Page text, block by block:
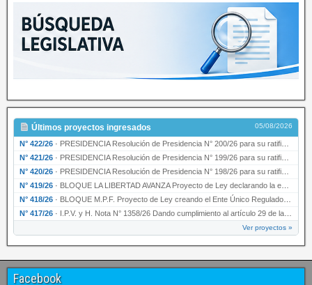
Últimos proyectos ingresados 05/08/2026
N° 422/26 · PRESIDENCIA Resolución de Presidencia N° 200/26 para su ratificación.
N° 421/26 · PRESIDENCIA Resolución de Presidencia N° 199/26 para su ratificación.
N° 420/26 · PRESIDENCIA Resolución de Presidencia N° 198/26 para su ratificación.
N° 419/26 · BLOQUE LA LIBERTAD AVANZA Proyecto de Ley declarando la esencialidad del servicio educativ…
N° 418/26 · BLOQUE M.P.F. Proyecto de Ley creando el Ente Único Regulador de servicios públicos de la …
N° 417/26 · I.P.V. y H. Nota N° 1358/26 Dando cumplimiento al artículo 29 de la Ley provincial N° 1399…
Ver proyectos »
Facebook